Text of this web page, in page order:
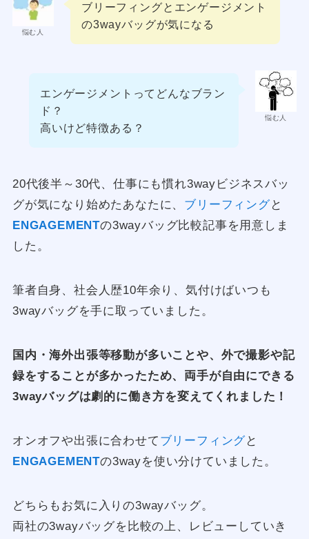
悩む人
ブリーフィングとエンゲージメント
の3wayバッグが気になる
悩む人
エンゲージメントってどんなブラン
ド？
高いけど特徴ある？
20代後半～30代、仕事にも慣れ3wayビジネスバッ
グが気になり始めたあなたに、 ブリーフィングと
ENGAGEMENTの3wayバッグ比較記事を用意しま
した。
筆者自身、社会人歴10年余り、気付けばいつも
3wayバッグを手に取っていました。
国内・海外出張等移動が多いことや、外で撮影や記
録をすることが多かったため、両手が自由にできる
3wayバッグは劇的に働き方を変えてくれました！
オンオフや出張に合わせて ブリーフィングと
ENGAGEMENTの3wayを使い分けていました。
どちらもお気に入りの3wayバッグ。
両社の3wayバッグを比較の上、レビューしていき